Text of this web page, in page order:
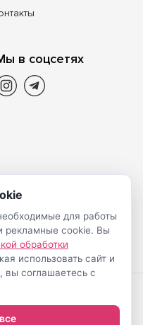
в соцсетях
2, Литер «Р» (БЦ
для работы
рекламные cookie. Вы
обработки
использовать сайт и
вы соглашаетесь с